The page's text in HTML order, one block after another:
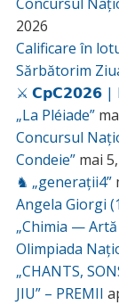
2026
Calificare în
Sărbătorim
⚔️ 𝗖𝗽𝗖𝟮𝟬𝟮𝟲 |
„La Pléiade”
Concursul
Condeie” mai
♞ „generații4”
Angela Giorgi
„Chimia —
Olimpiada
„CHANTS,
JIU” – PREMII